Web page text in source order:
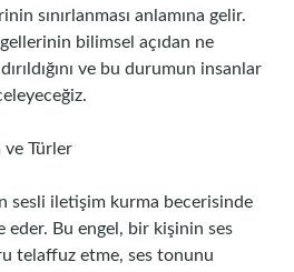
sınırlanması anlamına gelir.
bilimsel açıdan ne
ve bu durumun insanlar
ve Türler
sesli iletişim kurma becerisinde
eder. Bu engel, bir kişinin ses
telaffuz etme, ses tonunu